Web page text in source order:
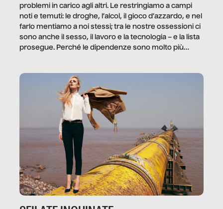
problemi in carico agli altri. Le restringiamo a campi
noti e temuti: le droghe, l’alcol, il gioco d’azzardo, e nel
farlo mentiamo a noi stessi; tra le nostre ossessioni ci
sono anche il sesso, il lavoro e la tecnologia – e la lista
prosegue. Perché le dipendenze sono molto più
trae un guadagno. In questo reportage vediamo
quale e come.